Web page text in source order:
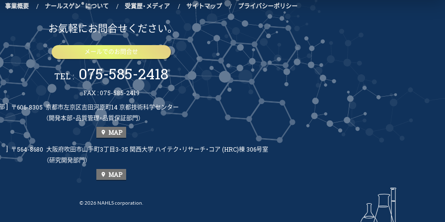
事業概要 ナールスゲン ® について 受賞歴・メディア サイトマップ プライバシーポリシー
お気軽にお問合せください。
メールでのお問合せ
TEL : 075-585-2418
FAX : 075-585-2419
] 〒606-8305 京都市左京区吉田河原町14 京都技術科学センター
（開発本部・品質管理・品質保証部門）
place MAP
] 〒564-8680 大阪府吹田市山手町3丁目3-35 関西大学 ハイテク・リサーチ・コア (HRC)棟 306号室
（研究開発部門）
place MAP
© 2026 NAHLS corporation.